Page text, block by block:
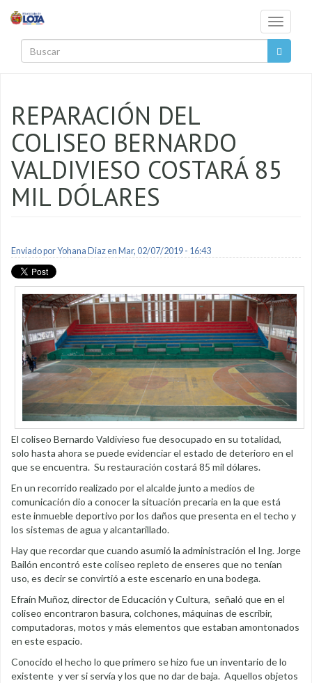
Toggle
REPARACIÓN DEL
COLISEO BERNARDO
VALDIVIESO COSTARÁ 85
MIL DÓLARES
Enviado porYohana Diazen Mar, 02/07/2019 - 16:43
El coliseo Bernardo Valdivieso fue desocupado en su totalidad,
solo hasta ahora se puede evidenciar el estado de deterioro en el
que se encuentra. Su restauración costará 85 mil dólares.
En un recorrido realizado por el alcalde junto a medios de
comunicación dio a conocer la situación precaria en la que está
este inmueble deportivo por los daños que presenta en el techo y
los sistemas de agua y alcantarillado.
Hay que recordar que cuando asumió la administración el Ing. Jorge
Bailón encontró este coliseo repleto de enseres que no tenían
uso, es decir se convirtió a este escenario en una bodega.
Efraín Muñoz, director de Educación y Cultura, señaló que en el
coliseo encontraron basura, colchones, máquinas de escribir,
computadoras, motos y más elementos que estaban amontonados
en este espacio.
Conocido el hecho lo que primero se hizo fue un inventario de lo
existente y ver si servía y los que no dar de baja. Aquellos objetos